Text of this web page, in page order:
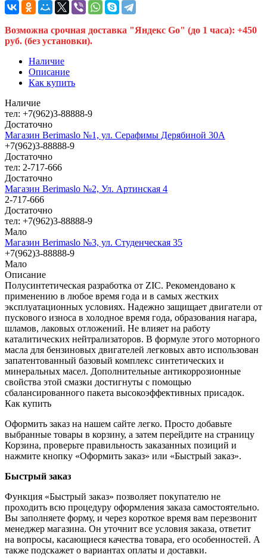
Возможна срочная доставка "Яндекс Go" (до 1 часа): +450
руб. (без установки).
Наличие
Описание
Как купить
Наличие
тел: +7(962)3-88888-9
Достаточно
Магазин Berimaslo №1, ул. Серафимы Дерябиной 30А
+7(962)3-88888-9
Достаточно
тел: 2-717-666
Достаточно
Магазин Berimaslo №2, Ул. Артинская 4
2-717-666
Достаточно
тел: +7(962)3-88888-9
Мало
Магазин Berimaslo №3, ул. Студенческая 35
+7(962)3-88888-9
Мало
Описание
Полусинтетическая разработка от ZIC. Рекомендовано к
применению в любое время года и в самых жестких
эксплуатационных условиях. Надежно защищает двигатели от
пускового износа в холодное время года, образования нагара,
шламов, лаковых отложений. Не влияет на работу
каталитических нейтрализаторов. В формуле этого моторного
масла для бензиновых двигателей легковых авто использован
запатентованный базовый комплекс синтетических и
минеральных масел. Дополнительные антикоррозионные
свойства этой смазки достигнуты с помощью
сбалансированного пакета высокоэффективных присадок.
Как купить
Оформить заказ на нашем сайте легко. Просто добавьте
выбранные товары в корзину, а затем перейдите на страницу
Корзина, проверьте правильность заказанных позиций и
нажмите кнопку «Оформить заказ» или «Быстрый заказ».
Быстрый заказ
Функция «Быстрый заказ» позволяет покупателю не
проходить всю процедуру оформления заказа самостоятельно.
Вы заполняете форму, и через короткое время вам перезвонит
менеджер магазина. Он уточнит все условия заказа, ответит
на вопросы, касающиеся качества товара, его особенностей. А
также подскажет о вариантах оплаты и доставки.